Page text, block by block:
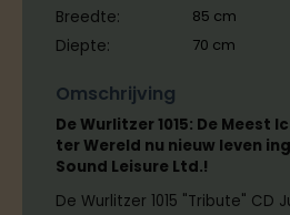
Breedte: 85 cm
Diepte: 70 cm
Omschrijving
De Wurlitzer 1015: De Meest
ter Wereld nu nieuw leven
Sound Leisure Ltd.!
De Wurlitzer 1015 "Tribute" CD